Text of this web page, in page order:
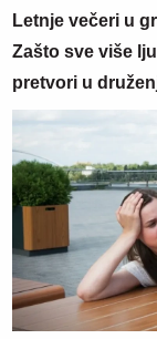
Letnje večeri u
Zašto sve više
pretvori u